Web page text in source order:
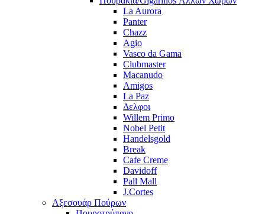
La Aurora
Panter
Chazz
Agio
Vasco da Gama
Clubmaster
Macanudo
Amigos
La Paz
Δελφοι
Willem Primo
Nobel Petit
Handelsgold
Break
Cafe Creme
Davidoff
Pall Mall
J.Cortes
Αξεσουάρ Πούρων